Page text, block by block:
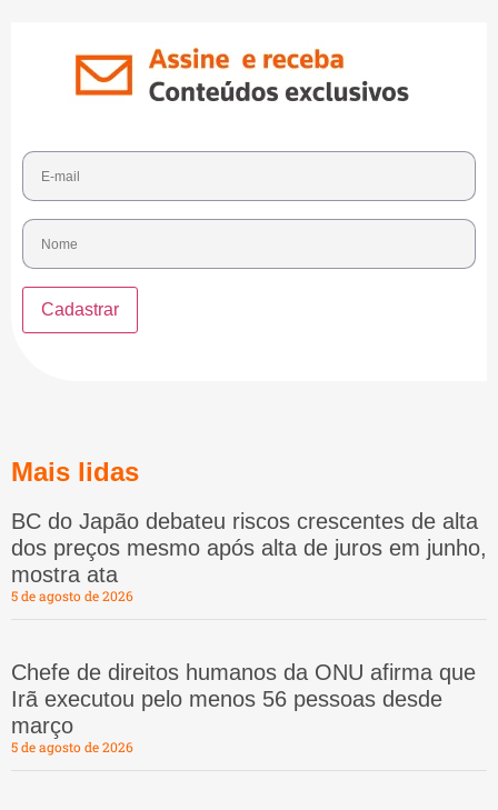
Mais lidas
BC do Japão debateu riscos crescentes de alta
dos preços mesmo após alta de juros em junho,
mostra ata
5 de agosto de 2026
Chefe de direitos humanos da ONU afirma que
Irã executou pelo menos 56 pessoas desde
março
5 de agosto de 2026